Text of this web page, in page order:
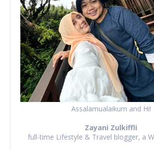
Assalamualaikum and Hi!
Zayani Zulkiffli
full-time Lifestyle & Travel blogger, a